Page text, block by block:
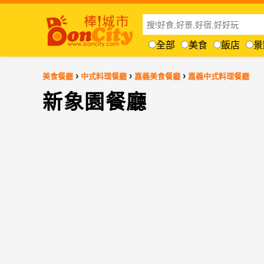
全部 美食 飯店
美食餐廳 › 中式料理餐廳 › 嘉義美食餐廳 › 嘉義中式料理餐廳
新象園餐廳